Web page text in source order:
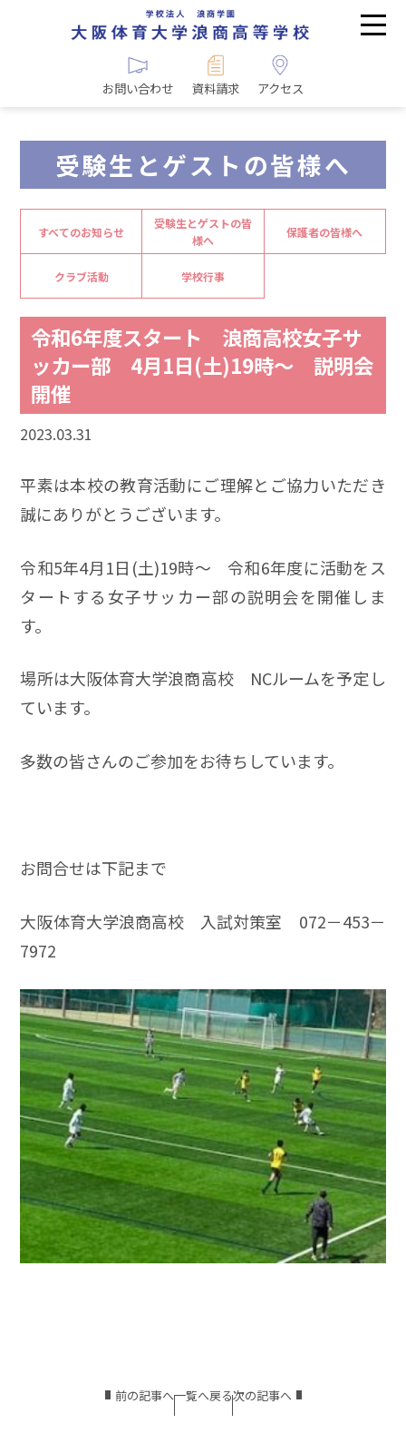
お問い合わせ 資料請求 アクセス
受験生とゲストの皆様へ
すべてのお知らせ
受験生とゲストの皆
様へ
保護者の皆様へ
クラブ活動 学校行事
令和6年度スタート 浪商高校女子サ
ッカー部 4月1日(土)19時～ 説明会
開催
2023.03.31
平素は本校の教育活動にご理解とご協力いただき
誠にありがとうございます。
令和5年4月1日(土)19時～ 令和6年度に活動をス
タートする女子サッカー部の説明会を開催しま
す。
場所は大阪体育大学浪商高校 NCルームを予定し
ています。
多数の皆さんのご参加をお待ちしています。
お問合せは下記まで
大阪体育大学浪商高校 入試対策室 072－453－
7972
前の記事へ一覧へ戻る次の記事へ